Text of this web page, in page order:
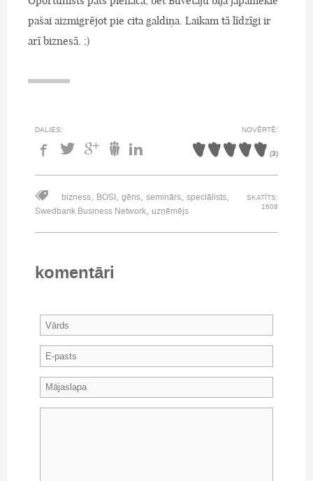
pašai aizmigrējot pie cita galdiņa. Laikam tā līdzīgi ir
arī biznesā. ;)
DALIES: NOVĒRTĒ:
(3)
bizness, BOSI, gēns, seminārs, speciālists,
Swedbank Business Network, uzņēmējs
SKATĪTS:
1608
komentāri